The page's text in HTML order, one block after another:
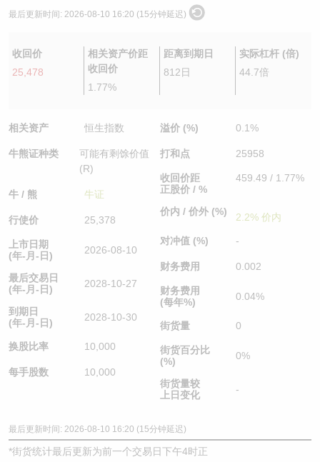
最后更新时间: 2026-08-10 16:20 (15分钟延迟)
收回价
25,478
相关资产价距
收回价
1.77%
距离到期日
812日
实际杠杆 (倍)
44.7倍
相关资产 恒生指数
牛熊证种类
可能有剩馀价值
(R)
牛 / 熊 牛证
行使价 25,378
上市日期
(年-月-日)
2026-08-10
最后交易日
(年-月-日)
2028-10-27
到期日
(年-月-日)
2028-10-30
换股比率 10,000
每手股数 10,000
溢价 (%) 0.1%
打和点 25958
收回价距
正股价 / %
459.49 / 1.77%
价内 / 价外 (%) 2.2% 价内
对冲值 (%) -
财务费用 0.002
财务费用
(每年%)
0.04%
街货量 0
街货百分比
(%)
0%
街货量较
上日变化
-
最后更新时间: 2026-08-10 16:20 (15分钟延迟)
*街货统计最后更新为前一个交易日下午4时正
牛熊证文件及公告